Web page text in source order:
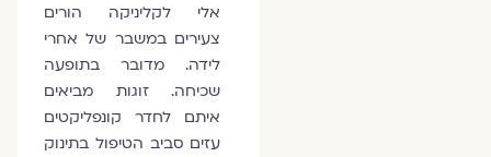
אלי לקליניקה הורים
צעירים במשבר של אחרי
לידה. מדובר בתופעה
שכיחה. זוגות מביאים
איתם לחדר קונפליקטים
עזים סביב הטיפול בתינוק